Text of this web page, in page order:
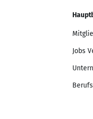
Jobs